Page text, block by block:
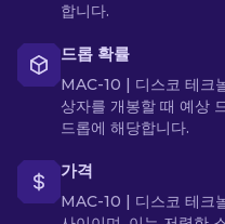
합니다.
드롭 확률
MAC-10 | 디스코 테크
상자를 개봉할 때 예상
드롭에 해당합니다.
가격
MAC-10 | 디스코 테크